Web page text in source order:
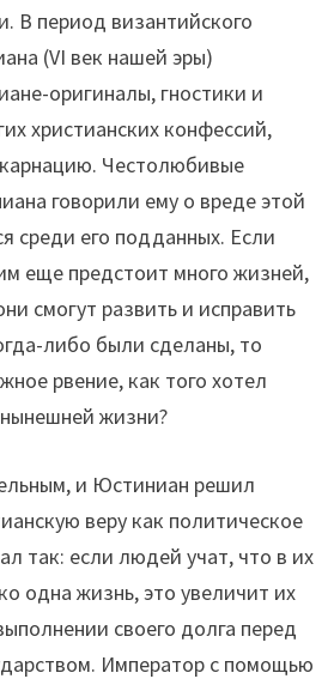
В период византийского
(VI век нашей эры)
оригиналы, гностики и
христианских конфессий,
Честолюбивые
говорили ему о вреде этой
среди его подданных. Если
еще предстоит много жизней,
смогут развить и исправить
либо были сделаны, то
рвение, как того хотел
жизни?
и Юстиниан решил
веру как политическое
так: если людей учат, что в их
одна жизнь, это увеличит их
своего долга перед
Император с помощью